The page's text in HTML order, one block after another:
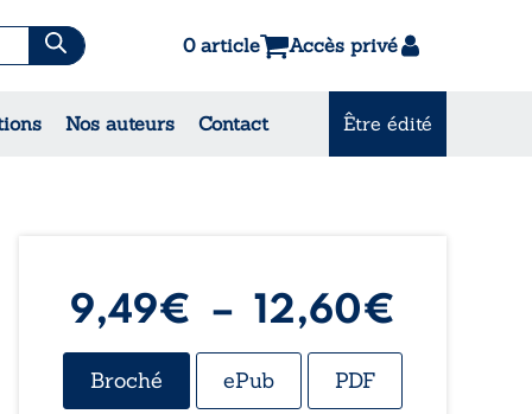
0 article Accès privé
Nos auteurs Contact Être édité
& Contes
9,49€ – 12,60€
de
Broché ePub PDF